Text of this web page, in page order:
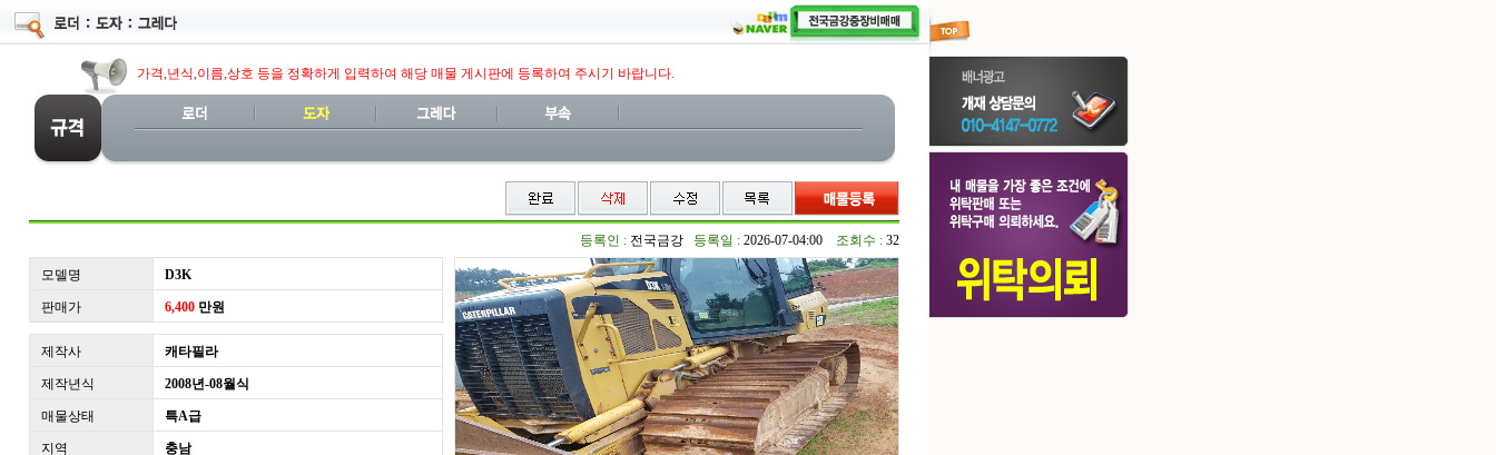
가격,년식,이름,상호 등을 정확하게 입력하여 해당 매물 게시판에 등록하여 주시기 바랍니다.
등록인 : 전국금강 등록일 : 2026-07-04:00 조회수 : 32
모델명 D3K
판매가 6,400 만원
제작사 캐타필라
제작년식 2008년-08월식
매물상태 특A급
지역 충남